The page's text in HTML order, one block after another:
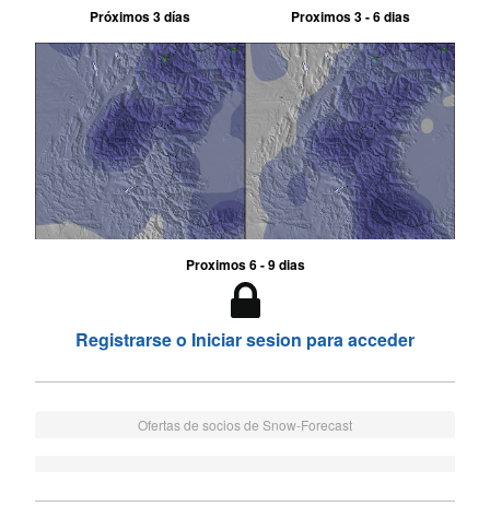
Próximos 3 días Proximos 3 - 6 dias
Proximos 6 - 9 dias
Registrarse o Iniciar sesion para acceder
Ofertas de socios de Snow-Forecast